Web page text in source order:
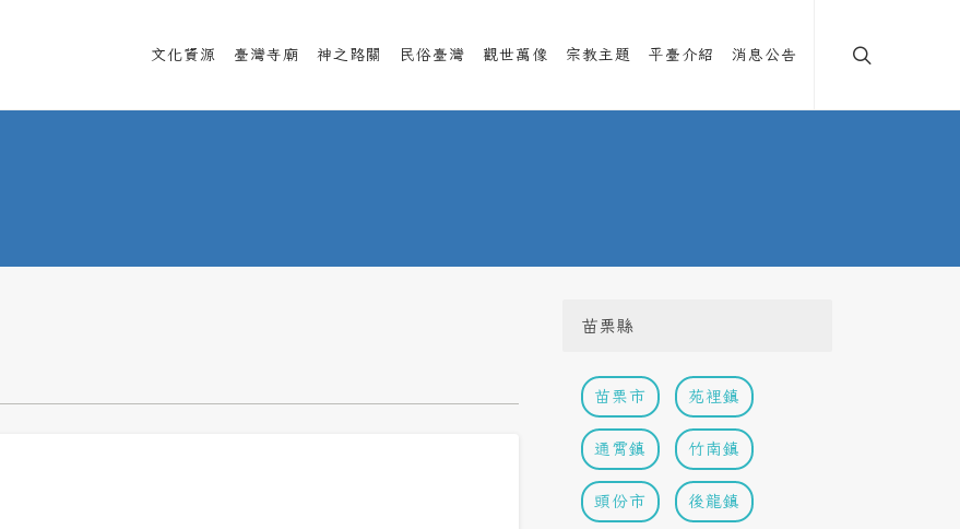
文化資源 臺灣寺廟 神之路關 民俗臺灣 觀世萬像 宗教主題 平臺介紹 消息公告
苗栗縣
苗栗市 苑裡鎮
通霄鎮 竹南鎮
頭份市 後龍鎮